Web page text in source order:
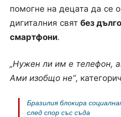
помогне на децата да се
дигиталния свят без
смартфони.
„Нужен ли им е телефон,
Ами изобщо не“,
Бразилия блокира
след спор със съда